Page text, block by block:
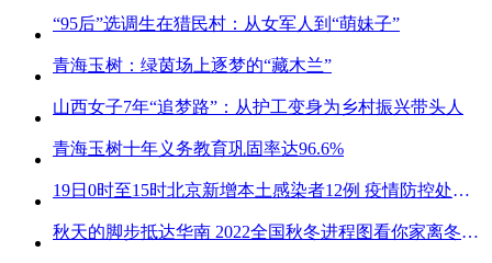
“95后”选调生在猎民村：从女军人到“萌妹子”
青海玉树：绿茵场上逐梦的“藏木兰”
山西女子7年“追梦路”：从护工变身为乡村振兴带头人
青海玉树十年义务教育巩固率达96.6%
19日0时至15时北京新增本土感染者12例 疫情防控处关键时刻
秋天的脚步抵达华南 2022全国秋冬进程图看你家离冬天有多远